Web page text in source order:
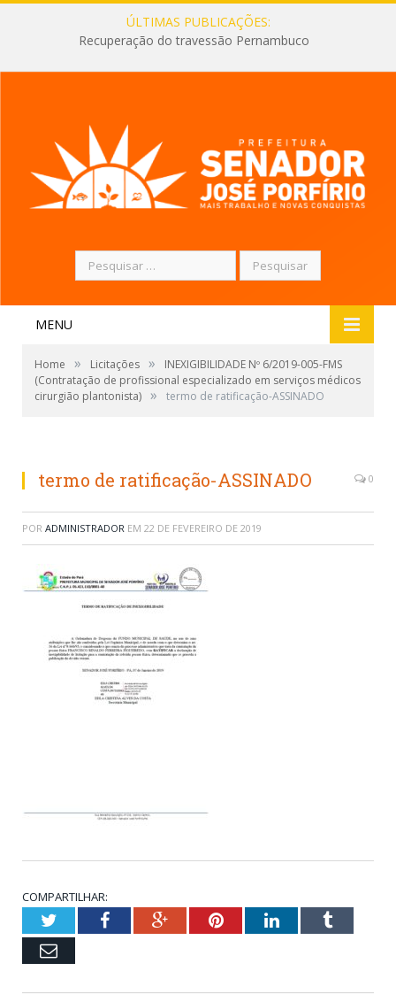
ÚLTIMAS PUBLICAÇÕES:
Recuperação do travessão Pernambuco
Pesquisar
por:
MENU
Home » Licitações »
INEXIGIBILIDADE Nº 6/2019-005-FMS
(Contratação de profissional especializado em serviços médicos
cirurgião plantonista) » termo de ratificação-ASSINADO
termo de ratificação-ASSINADO 0
POR ADMINISTRADOR EM 22 DE FEVEREIRO DE 2019
COMPARTILHAR:
TwitterFacebookGoogle+PinterestLinkedInTumblr
Email